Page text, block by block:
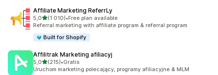
Affiliate Marketing ReferrLy
5,0na 5 gwiazdek
(1 010)
Łączna liczba recenzji: 1010
•Free plan available
Referral marketing with affiliate program & referral program
Built for Shopify
Affilitrak Marketing afiliacyj
5,0na 5 gwiazdek
(215)
Łączna liczba recenzji: 215
•Gratis
Uruchom marketing polecający, programy afiliacyjne & MLM